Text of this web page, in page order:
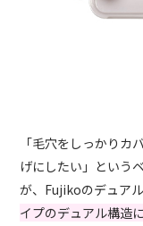
「毛穴をしっかりカ
げにしたい」という
が、Fujikoのデュアル
イプのデュアル構造